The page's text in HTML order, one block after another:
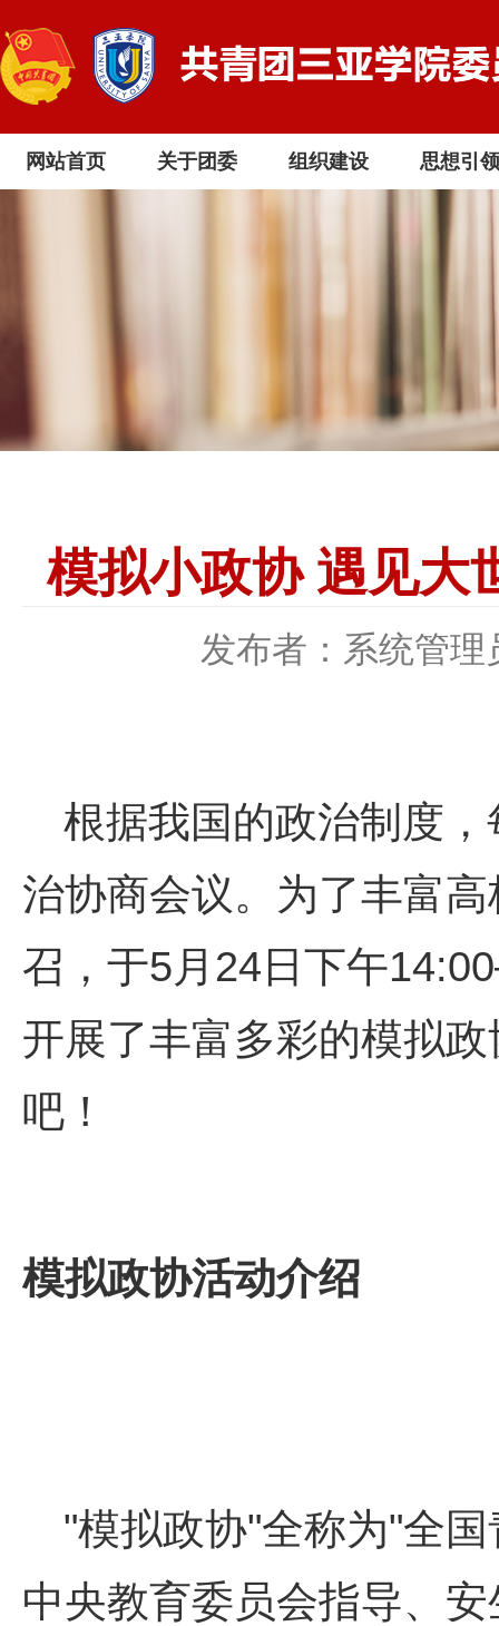
网站首页 关于团委 组织建设 思想引领
模拟小政协 遇见
发布者：系统管理
根据我国的政治制度
治协商会议。为了丰富
召，于5月 24 日下午
开展了丰富多彩的模拟
吧！
模拟政协活动介绍
"模拟政协"全称为"全
中央教育委员会指导、